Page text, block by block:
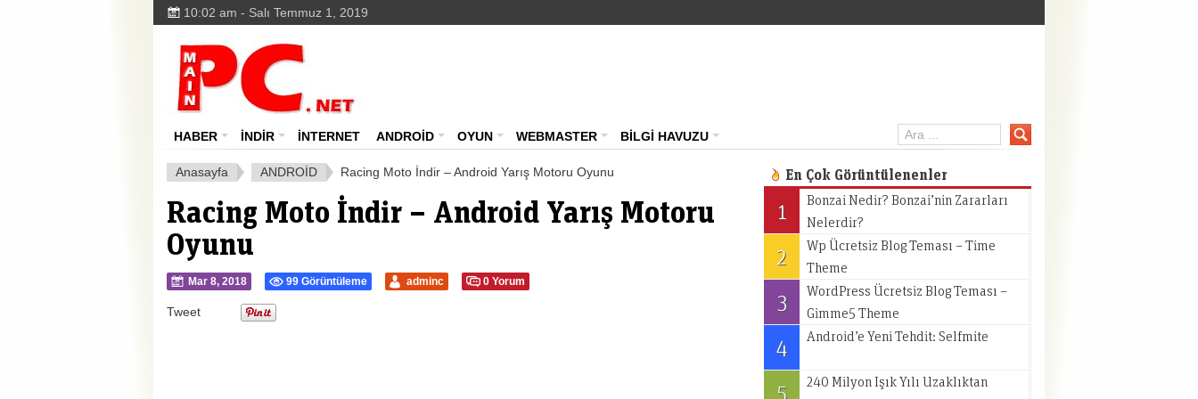
10:02 am - Salı Temmuz 1, 2019
HABER İNDİR İNTERNET ANDROİD OYUN WEBMASTER BİLGİ HAVUZU
Anasayfa ANDROİD Racing Moto İndir – Android Yarış Motoru Oyunu
Racing Moto İndir – Android Yarış Motoru
Oyunu
Mar 8, 2018 99 Görüntüleme adminc 0 Yorum
Tweet
En Çok Görüntülenenler
1
Bonzai Nedir? Bonzai’nin Zararları
Nelerdir?
2
Wp Ücretsiz Blog Teması – Time
Theme
3
WordPress Ücretsiz Blog Teması –
Gimme5 Theme
4 Android’e Yeni Tehdit: Selfmite
5
240 Milyon Işık Yılı Uzaklıktan